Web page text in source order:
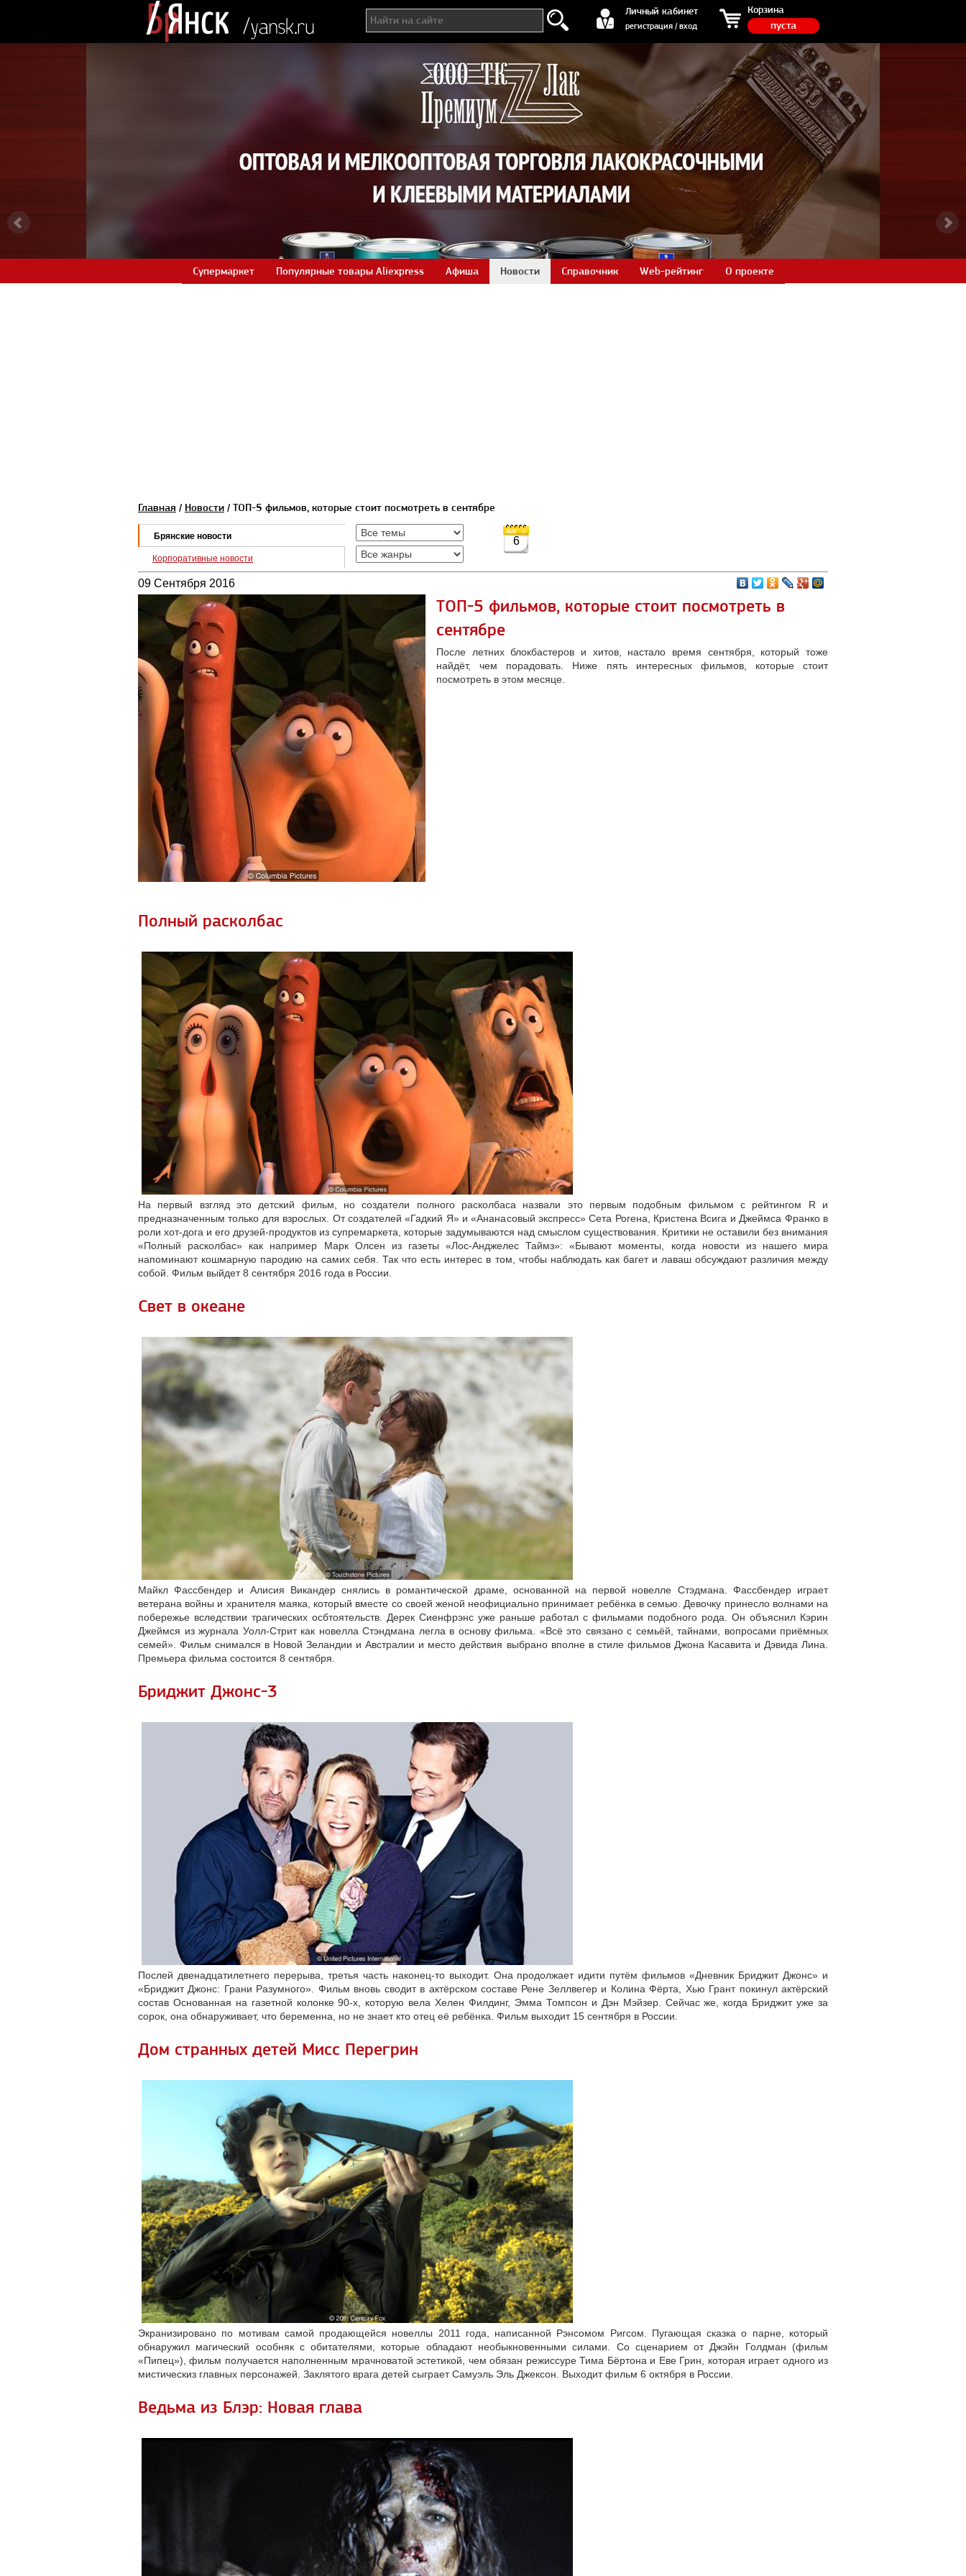
Личный кабинет
регистрация / вход
регистрация / вход Корзина
пуста
Супермаркет Популярные товары Aliexpress Афиша Новости Справочник Web-рейтинг О проекте
Главная / Новости / ТОП-5 фильмов, которые стоит посмотреть в сентябре
Брянские новости
Корпоративные новости
6
09 Сентября 2016
ТОП-5 фильмов, которые стоит посмотреть в
сентябре
После летних блокбастеров и хитов, настало время сентября, который тоже
найдёт, чем порадовать. Ниже пять интересных фильмов, которые стоит
посмотреть в этом месяце.
Полный расколбас
На первый взгляд это детский фильм, но создатели полного расколбаса назвали это первым подобным фильмом с рейтингом R и
предназначенным только для взрослых. От создателей «Гадкий Я» и «Ананасовый экспресс» Сета Рогена, Кристена Всига и Джеймса Франко в
роли хот-дога и его друзей-продуктов из супремаркета, которые задумываются над смыслом существования. Критики не оставили без внимания
«Полный расколбас» как например Марк Олсен из газеты «Лос-Анджелес Таймз»: «Бывают моменты, когда новости из нашего мира
напоминают кошмарную пародию на самих себя. Так что есть интерес в том, чтобы наблюдать как багет и лаваш обсуждают различия между
собой. Фильм выйдет 8 сентября 2016 года в России.
Свет в океане
Майкл Фассбендер и Алисия Викандер снялись в романтической драме, основанной на первой новелле Стэдмана. Фассбендер играет
ветерана войны и хранителя маяка, который вместе со своей женой неофициально принимает ребёнка в семью. Девочку принесло волнами на
побережье вследствии трагических осбтоятельств. Дерек Сиенфрэнс уже раньше работал с фильмами подобного рода. Он объяснил Кэрин
Джеймся из журнала Уолл-Стрит как новелла Стэндмана легла в основу фильма. «Всё это связано с семьёй, тайнами, вопросами приёмных
семей». Фильм снимался в Новой Зеландии и Австралии и место действия выбрано вполне в стиле фильмов Джона Касавита и Дэвида Лина.
Премьера фильма состоится 8 сентября.
Бриджит Джонс-3
Послей двенадцатилетнего перерыва, третья часть наконец-то выходит. Она продолжает идити путём фильмов «Дневник Бриджит Джонс» и
«Бриджит Джонс: Грани Разумного». Фильм вновь сводит в актёрском составе Рене Зеллвегер и Колина Фёрта, Хью Грант покинул актёрский
состав Основанная на газетной колонке 90-х, которую вела Хелен Филдинг, Эмма Томпсон и Дэн Мэйзер. Сейчас же, когда Бриджит уже за
сорок, она обнаруживает, что беременна, но не знает кто отец её ребёнка. Фильм выходит 15 сентября в России.
Дом странных детей Мисс Перегрин
Экранизировано по мотивам самой продающейся новеллы 2011 года, написанной Рэнсомом Ригсом. Пугающая сказка о парне, который
обнаружил магический особняк с обитателями, которые обладают необыкновенными силами. Со сценарием от Джэйн Голдман (фильм
«Пипец»), фильм получается наполненным мрачноватой эстетикой, чем обязан режиссуре Тима Бёртона и Еве Грин, которая играет одного из
мистическиз главных персонажей. Заклятого врага детей сыграет Самуэль Эль Джексон. Выходит фильм 6 октября в России.
Ведьма из Блэр: Новая глава